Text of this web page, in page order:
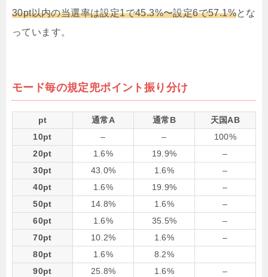
30pt以内の当選率は設定1で45.3%〜設定6で57.1%とな
っています。
モード毎の規定兜ポイント振り分け
pt 通常A 通常B
天国AB
10pt
– –
100%
20pt
1.6% 19.9%
–
30pt
43.0% 1.6%
–
40pt
1.6% 19.9%
–
50pt
14.8% 1.6%
–
60pt
1.6% 35.5%
–
70pt
10.2% 1.6%
–
80pt
1.6%
8.2%
90pt
25.8% 1.6% –